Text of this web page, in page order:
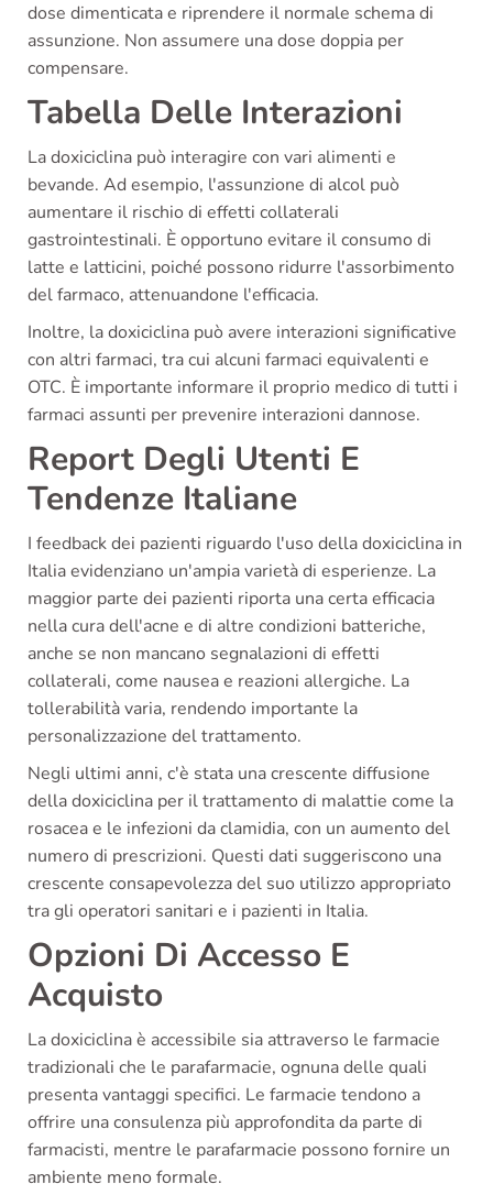
dose dimenticata e riprendere il normale schema di
assunzione. Non assumere una dose doppia per
compensare.
Tabella Delle Interazioni
La doxiciclina può interagire con vari alimenti e
bevande. Ad esempio, l'assunzione di alcol può
aumentare il rischio di effetti collaterali
gastrointestinali. È opportuno evitare il consumo di
latte e latticini, poiché possono ridurre l'assorbimento
del farmaco, attenuandone l'efficacia.
Inoltre, la doxiciclina può avere interazioni significative
con altri farmaci, tra cui alcuni farmaci equivalenti e
OTC. È importante informare il proprio medico di tutti i
farmaci assunti per prevenire interazioni dannose.
Report Degli Utenti E
Tendenze Italiane
I feedback dei pazienti riguardo l'uso della doxiciclina in
Italia evidenziano un'ampia varietà di esperienze. La
maggior parte dei pazienti riporta una certa efficacia
nella cura dell'acne e di altre condizioni batteriche,
anche se non mancano segnalazioni di effetti
collaterali, come nausea e reazioni allergiche. La
tollerabilità varia, rendendo importante la
personalizzazione del trattamento.
Negli ultimi anni, c'è stata una crescente diffusione
della doxiciclina per il trattamento di malattie come la
rosacea e le infezioni da clamidia, con un aumento del
numero di prescrizioni. Questi dati suggeriscono una
crescente consapevolezza del suo utilizzo appropriato
tra gli operatori sanitari e i pazienti in Italia.
Opzioni Di Accesso E
Acquisto
La doxiciclina è accessibile sia attraverso le farmacie
tradizionali che le parafarmacie, ognuna delle quali
presenta vantaggi specifici. Le farmacie tendono a
offrire una consulenza più approfondita da parte di
farmacisti, mentre le parafarmacie possono fornire un
ambiente meno formale.